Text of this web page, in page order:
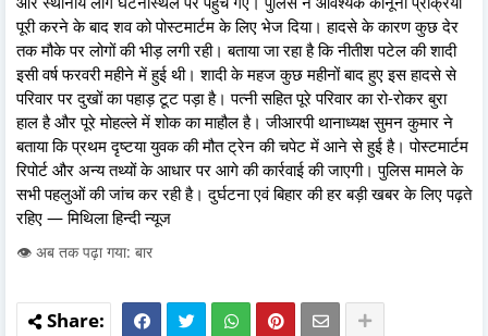
पूरी करने के बाद शव को पोस्टमार्टम के लिए भेज दिया। हादसे के कारण कुछ देर
तक मौके पर लोगों की भीड़ लगी रही। बताया जा रहा है कि नीतीश पटेल की शादी
इसी वर्ष फरवरी महीने में हुई थी। शादी के महज कुछ महीनों बाद हुए इस हादसे से
परिवार पर दुखों का पहाड़ टूट पड़ा है। पत्नी सहित पूरे परिवार का रो-रोकर बुरा
हाल है और पूरे मोहल्ले में शोक का माहौल है। जीआरपी थानाध्यक्ष सुमन कुमार ने
बताया कि प्रथम दृष्टया युवक की मौत ट्रेन की चपेट में आने से हुई है। पोस्टमार्टम
रिपोर्ट और अन्य तथ्यों के आधार पर आगे की कार्रवाई की जाएगी। पुलिस मामले के
सभी पहलुओं की जांच कर रही है। दुर्घटना एवं बिहार की हर बड़ी खबर के लिए पढ़ते
रहिए — मिथिला हिन्दी न्यूज
👁️ अब तक पढ़ा गया: बार